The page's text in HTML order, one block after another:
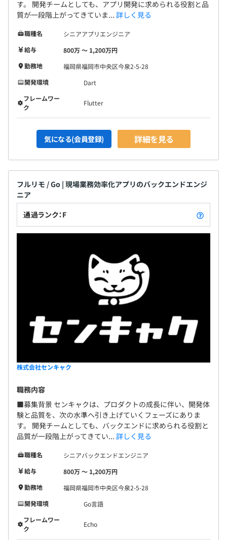
す。 開発チームとしても、アプリ開発に求められる役割と品
質が一段階上がってきていま... 詳しく見る
職種名
シニアアプリエンジニア
給与
800万 〜 1,200万円
勤務地
福岡県福岡市中央区今泉2-5-28
開発環境
Dart
フレームワー
ク
Flutter
気になる(会員登録) 詳細を見る
フルリモ / Go | 現場業務効率化アプリのバックエンドエンジ
ニア
通過ランク：F
株式会社センキャク
職務内容
■募集背景 センキャクは、プロダクトの成長に伴い、開発体
験と品質を、次の水準へ引き上げていくフェーズにありま
す。 開発チームとしても、バックエンドに求められる役割と
品質が一段階上がってきてい... 詳しく見る
職種名
シニアバックエンドエンジニア
給与
800万 〜 1,200万円
勤務地
福岡県福岡市中央区今泉2-5-28
開発環境
Go言語
フレームワー
ク
Echo